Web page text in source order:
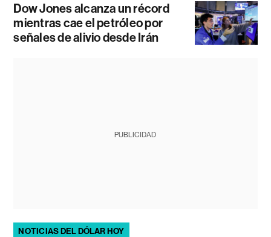
Dow Jones alcanza un récord
mientras cae el petróleo por
señales de alivio desde Irán
PUBLICIDAD
NOTICIAS DEL DÓLAR HOY